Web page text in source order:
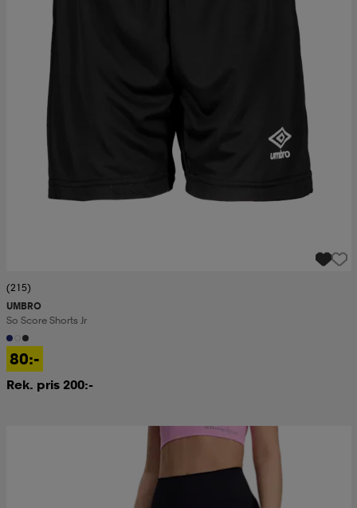
(215)
UMBRO
So Score Shorts Jr
80:-
Rek. pris 200:-